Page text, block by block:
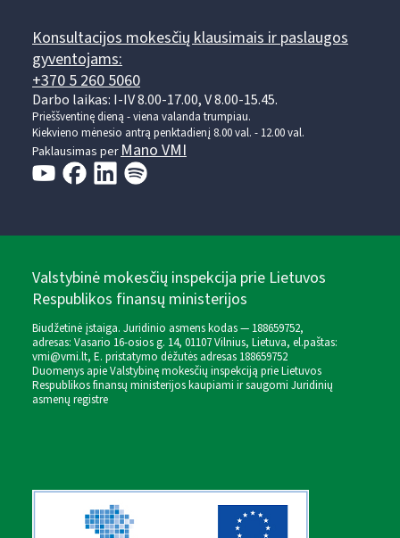
Konsultacijos mokesčių klausimais ir paslaugos
gyventojams:
+370 5 260 5060
Darbo laikas: I-IV 8.00-17.00, V 8.00-15.45.
Prieššventinę dieną - viena valanda trumpiau.
Kiekvieno mėnesio antrą penktadienį 8.00 val. - 12.00 val.
Paklausimas per Mano VMI
Valstybinė mokesčių inspekcija prie Lietuvos
Respublikos finansų ministerijos
Biudžetinė įstaiga. Juridinio asmens kodas — 188659752,
adresas: Vasario 16-osios g. 14, 01107 Vilnius, Lietuva, el.paštas:
vmi@vmi.lt, E. pristatymo dėžutės adresas 188659752
Duomenys apie Valstybinę mokesčių inspekciją prie Lietuvos
Respublikos finansų ministerijos kaupiami ir saugomi Juridinių
asmenų registre